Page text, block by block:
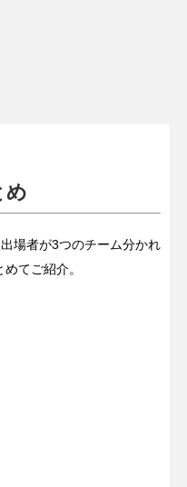
め
場者が3つのチーム分かれ
てご紹介。